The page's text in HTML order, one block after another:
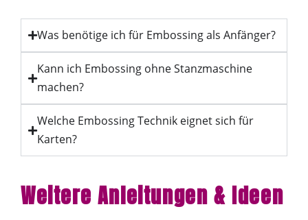
Was benötige ich für Embossing als Anfänger?
Kann ich Embossing ohne Stanzmaschine
machen?
Welche Embossing Technik eignet sich für
Karten?
Weitere Anleitungen & Ideen